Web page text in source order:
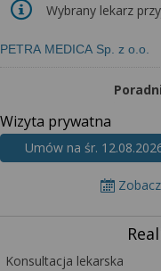
PETRA MEDICA Sp. z o.o.
Wybrany lekarz
Wizyta prywatna
Umów na śr.
Konsultacja lekarska